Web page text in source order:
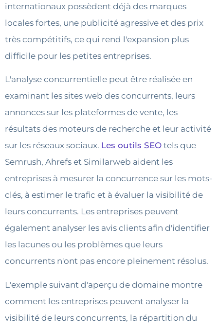
internationaux possèdent déjà des marques
locales fortes, une publicité agressive et des prix
très compétitifs, ce qui rend l'expansion plus
difficile pour les petites entreprises.
L'analyse concurrentielle peut être réalisée en
examinant les sites web des concurrents, leurs
annonces sur les plateformes de vente, les
résultats des moteurs de recherche et leur activité
sur les réseaux sociaux. Les outils SEO tels que
Semrush, Ahrefs et Similarweb aident les
entreprises à mesurer la concurrence sur les mots-
clés, à estimer le trafic et à évaluer la visibilité de
leurs concurrents. Les entreprises peuvent
également analyser les avis clients afin d'identifier
les lacunes ou les problèmes que leurs
concurrents n'ont pas encore pleinement résolus.
L'exemple suivant d'aperçu de domaine montre
comment les entreprises peuvent analyser la
visibilité de leurs concurrents, la répartition du